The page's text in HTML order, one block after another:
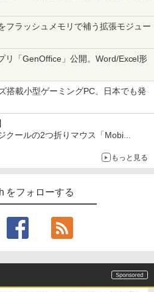
デスクトップPC】ESPRIMO D58
FMVD4505HP / Core i3-8100 / 8G
2 / DVD-RW
i5-8500T メモリ最大16GB SS
パソコンデスクトップパソコン ミ
デル 中古パソコンデスクトップPC
富士通 ESPRIMO D7010/E【G
Intel Core i5-10500/8GB(DDR
SSD512GB/DVD-RW/Win11 Pro-
ワイド ブラック 1920×1080 （フ
16:9 IPSパネル 非光沢 ノングレ
switch 対応 スイッチ 【中古】
ルモニター 15.6インチ InnoView
ルディスプレイ 自立型 1920*1080
ータブルモニター IPS液晶パネル
PS4/PS5/Xbox One/PC/スマホ/U
グレア 非光沢 1080PフルHD コスパ
質 デュアルモニター サブモニター
ブルモニター ゲーミングモニター
WARS マンダロリアンとグローグ
フラッシュメモリで補う拡張モジュー
リ「GenOffice」公開。Word/Excel形
搭載小型ゲーミングPC、日本でも発
クールの2つ折りマウス「Mobi
もっと見る
をフォローする